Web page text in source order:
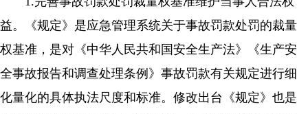
益。《规定》是应急管理系统关于事故罚款处罚的裁量
权基准，是对《中华人民共和国安全生产法》《生产安
全事故报告和调查处理条例》事故罚款有关规定进行细
化量化的具体执法尺度和标准。修改出台《规定》也是